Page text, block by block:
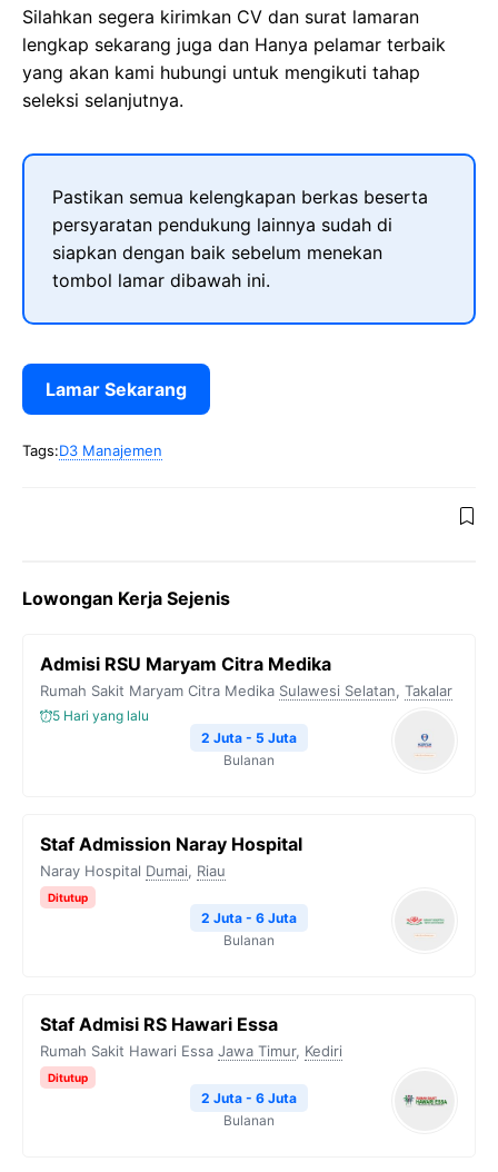
Silahkan segera kirimkan CV dan surat lamaran
lengkap sekarang juga dan Hanya pelamar terbaik
yang akan kami hubungi untuk mengikuti tahap
seleksi selanjutnya.
Pastikan semua kelengkapan berkas beserta
persyaratan pendukung lainnya sudah di
siapkan dengan baik sebelum menekan
tombol lamar dibawah ini.
Lamar Sekarang
Tags:D3 Manajemen
Lowongan Kerja Sejenis
Admisi RSU Maryam Citra Medika
Rumah Sakit Maryam Citra Medika Sulawesi Selatan, Takalar
5 Hari yang lalu
2 Juta - 5 Juta
Bulanan
Staf Admission Naray Hospital
Naray Hospital Dumai, Riau
Ditutup
2 Juta - 6 Juta
Bulanan
Staf Admisi RS Hawari Essa
Rumah Sakit Hawari Essa Jawa Timur, Kediri
Ditutup
2 Juta - 6 Juta
Bulanan